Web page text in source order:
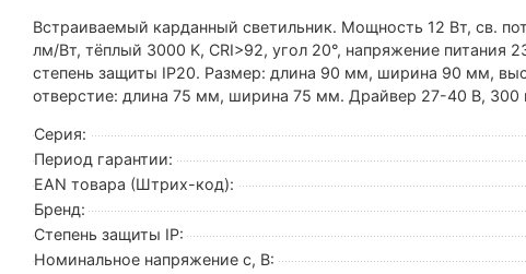
Встраиваемый карданный светильник. Мощность 12 Вт, св.
лм/Вт, тёплый 3000 K, CRI>92, угол 20°, напряжение питания
степень защиты IP20. Размер: длина 90 мм, ширина 90 мм,
отверстие: длина 75 мм, ширина 75 мм. Драйвер 27-40 В, 300
Серия:
Период гарантии:
EAN товара (Штрих-код):
Бренд:
Степень защиты IP:
Номинальное напряжение с, В: